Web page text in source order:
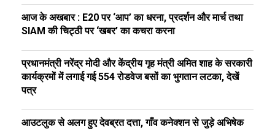
आज के अखबार : E20 पर ‘आप’ का धरना, प्रदर्शन और मार्च तथा
SIAM की चिट्ठी पर ‘खबर’ का कचरा करना
प्रधानमंत्री नरेंद्र मोदी और केंद्रीय गृह मंत्री अमित शाह के सरकारी
कार्यक्रमों में लगाई गई 554 रोडवेज बसों का भुगतान लटका, देखें
पत्र
आउटलुक से अलग हुए देवब्रत दत्ता, गाँव कनेक्शन से जुड़े अभिषेक